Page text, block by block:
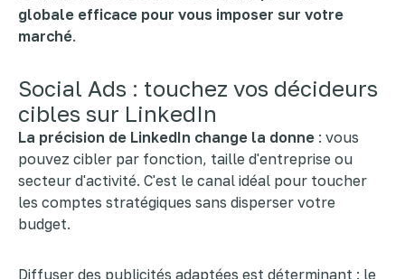
globale efficace pour vous imposer sur votre
marché.
Social Ads : touchez vos décideurs
cibles sur LinkedIn
La précision de LinkedIn change la donne : vous
pouvez cibler par fonction, taille d'entreprise ou
secteur d'activité. C'est le canal idéal pour toucher
les comptes stratégiques sans disperser votre
budget.
Diffuser des publicités adaptées est déterminant : le